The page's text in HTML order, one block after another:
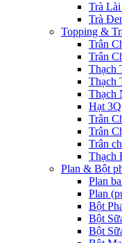
Trà
Trà
Topping &
Trân
Trân
Thạch
Thạch
Thạch
Hạt
Trân
Trân
Trân
Thạch
Plan & Bột
Plan
Plan
Bột
Bột
Bột